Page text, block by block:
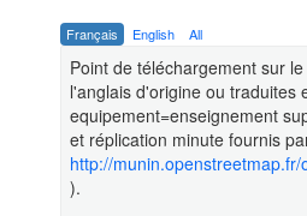
Français English All
Point de téléchargement sur
l'anglais d'origine ou traduites
equipement=enseignement
et réplication minute fournis
http://
).